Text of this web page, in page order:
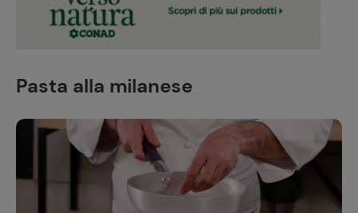
Pasta alla milanese